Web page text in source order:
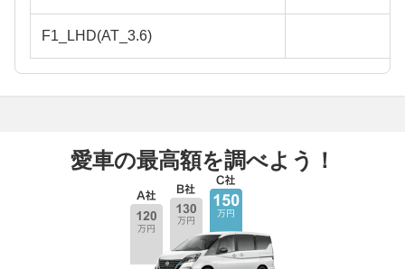
F1_LHD(AT_3.6)
愛車の最高額を調べよう！